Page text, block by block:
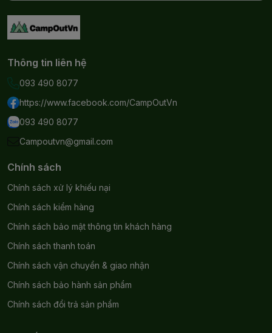
Thông tin liên hệ
093 490 8077
https://www.facebook.com/CampOutVn
093 490 8077
Campoutvn@gmail.com
Chính sách
Chính sách xử lý khiếu nại
Chính sách kiểm hàng
Chính sách bảo mật thông tin khách hàng
Chính sách thanh toán
Chính sách vận chuyển & giao nhận
Chính sách bảo hành sản phẩm
Chính sách đổi trả sản phẩm